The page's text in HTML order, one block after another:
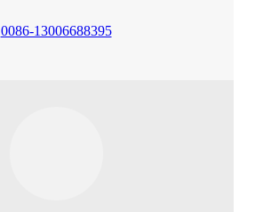
0086-13006688395